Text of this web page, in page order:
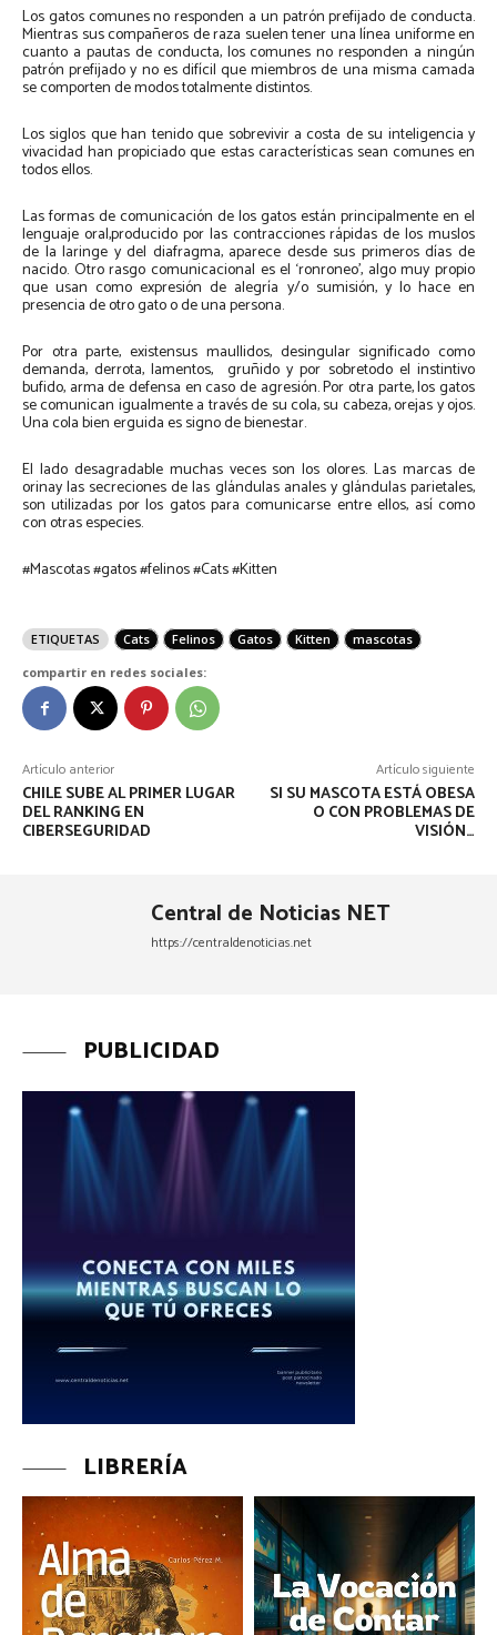
Los gatos comunes no responden a un patrón prefijado de conducta.
Mientras sus compañeros de raza suelen tener una línea uniforme en
cuanto a pautas de conducta, los comunes no responden a ningún
patrón prefijado y no es difícil que miembros de una misma camada
se comporten de modos totalmente distintos.
Los siglos que han tenido que sobrevivir a costa de su inteligencia y
vivacidad han propiciado que estas características sean comunes en
todos ellos.
Las formas de comunicación de los gatos están principalmente en el
lenguaje oral,producido por las contracciones rápidas de los muslos
de la laringe y del diafragma, aparece desde sus primeros días de
nacido. Otro rasgo comunicacional es el ‘ronroneo’, algo muy propio
que usan como expresión de alegría y/o sumisión, y lo hace en
presencia de otro gato o de una persona.
Por otra parte, existensus maullidos, desingular significado como
demanda, derrota, lamentos, gruñido y por sobretodo el instintivo
bufido, arma de defensa en caso de agresión. Por otra parte, los gatos
se comunican igualmente a través de su cola, su cabeza, orejas y ojos.
Una cola bien erguida es signo de bienestar.
El lado desagradable muchas veces son los olores. Las marcas de
orinay las secreciones de las glándulas anales y glándulas parietales,
son utilizadas por los gatos para comunicarse entre ellos, así como
con otras especies.
#Mascotas #gatos #felinos #Cats #Kitten
ETIQUETAS Cats Felinos Gatos Kitten
mascotas
compartir en redes sociales:
Artículo anterior
CHILE SUBE AL PRIMER LUGAR
DEL RANKING EN
CIBERSEGURIDAD
Artículo siguiente
SI SU MASCOTA ESTÁ OBESA
O CON PROBLEMAS DE
VISIÓN…
Central de Noticias NET
https://centraldenoticias.net
PUBLICIDAD
LIBRERÍA